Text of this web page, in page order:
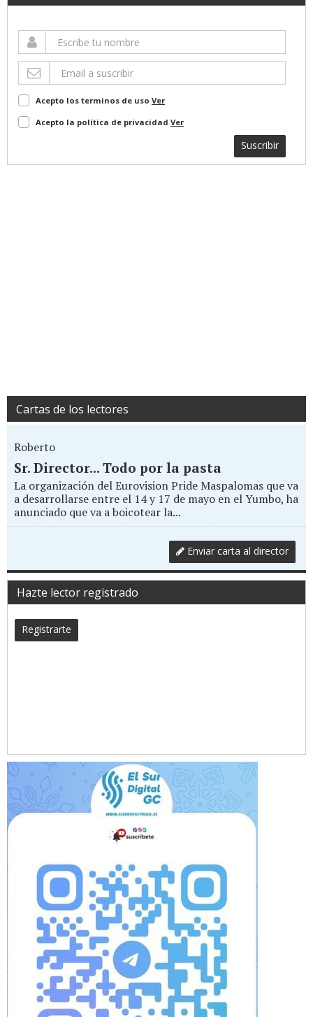
Acepto los terminos de uso Ver
Acepto la política de privacidad Ver
Suscribir
Cartas de los lectores
Roberto
Sr. Director... Todo por la pasta
La organización del Eurovision Pride Maspalomas que va
a desarrollarse entre el 14 y 17 de mayo en el Yumbo, ha
anunciado que va a boicotear la...
Enviar carta al director
Hazte lector registrado
Registrarte